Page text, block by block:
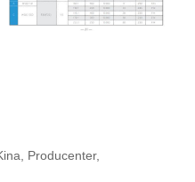
Producenter,